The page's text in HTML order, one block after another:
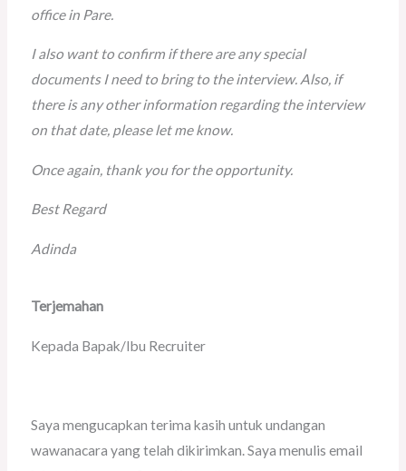
office in Pare.
I also want to confirm if there are any special
documents I need to bring to the interview. Also, if
there is any other information regarding the interview
on that date, please let me know.
Once again, thank you for the opportunity.
Best Regard
Adinda
Terjemahan
Kepada Bapak/Ibu Recruiter
Saya mengucapkan terima kasih untuk undangan
wawanacara yang telah dikirimkan. Saya menulis email